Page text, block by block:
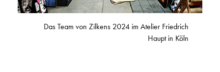
Das Team von Zilkens 2024 im Atelier Friedrich
Haupt in Köln